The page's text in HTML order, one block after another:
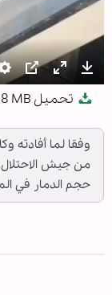
Settings
PIP Enter
تحميل 8 MB
وفقا لما أفادته
من جيش
حجم الدمار في